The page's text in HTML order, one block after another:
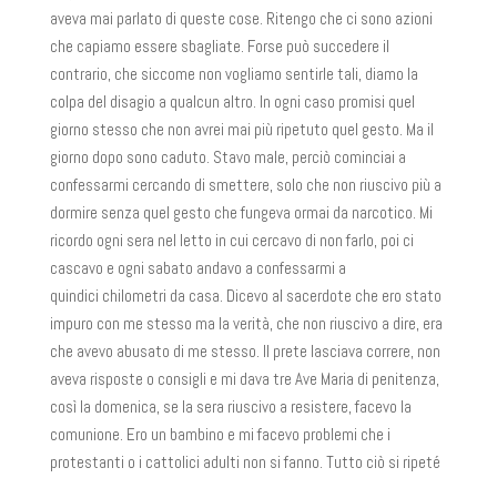
aveva mai parlato di queste cose. Ritengo che ci sono azioni
che capiamo essere sbagliate. Forse può succedere il
contrario, che siccome non vogliamo sentirle tali, diamo la
colpa del disagio a qualcun altro. In ogni caso promisi quel
giorno stesso che non avrei mai più ripetuto quel gesto. Ma il
giorno dopo sono caduto. Stavo male, perciò cominciai a
confessarmi cercando di smettere, solo che non riuscivo più a
dormire senza quel gesto che fungeva ormai da narcotico. Mi
ricordo ogni sera nel letto in cui cercavo di non farlo, poi ci
cascavo e ogni sabato andavo a confessarmi a
quindici chilometri da casa. Dicevo al sacerdote che ero stato
impuro con me stesso ma la verità, che non riuscivo a dire, era
che avevo abusato di me stesso. Il prete lasciava correre, non
aveva risposte o consigli e mi dava tre Ave Maria di penitenza,
così la domenica, se la sera riuscivo a resistere, facevo la
comunione. Ero un bambino e mi facevo problemi che i
protestanti o i cattolici adulti non si fanno. Tutto ciò si ripeté